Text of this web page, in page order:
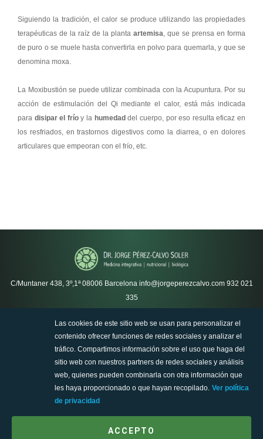
Siguiendo la tradición, el calor se produce utilizando las propiedades
terapéuticas de la raíz de la planta artemisa, que se prensa en forma
de puro o se muele hasta convertirla en polvo para quemarla, y que se
denomina moxa.
La Moxibustión se puede utilizar combinada con la Acupuntura. Por su
acción de estimulación del Qi mediante el calor, está más indicada
para disipar el fríoy la humedad del cuerpo, por eso resulta eficaz en
los resfriados, en trastornos digestivos como la diarrea, o en dolores
articulares que empeoran con el frío, etc.
C/Muntaner 438, 3º,1ª08006 Barcelona info@jorgeperezcalvo.com932 021
335
Política de privacidad
Política de cookies
Ejercicio de derechos sobre sus datos personales
Condiciones de uso de la web
Las cookies de este sitio web se usan para personalizar el
contenido ofrecer funciones de redes sociales y analizar el
tráfico. Compartimos información sobre el uso que haga del
sitio web con nuestros partners de redes sociales y análisis
web, quienes pueden combinarla con otra información que
les haya proporcionado o que hayan recopilado. Ver política
de privacidad
ACCEPTO